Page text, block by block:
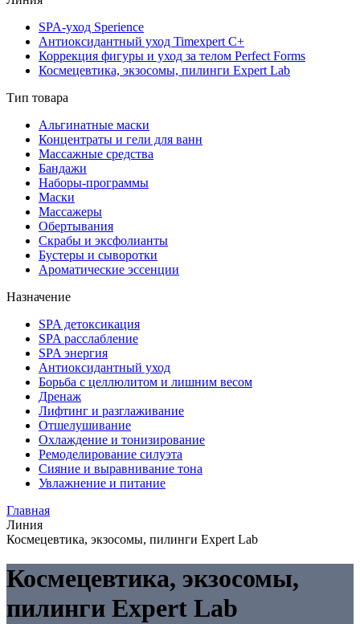
SPA-уход Sperience
Антиоксидантный уход Timexpert C+
Коррекция фигуры и уход за телом Perfect Forms
Космецевтика, экзосомы, пилинги Expert Lab
Тип товара
Альгинатные маски
Концентраты и гели для ванн
Массажные средства
Бандажи
Наборы-программы
Маски
Массажеры
Обертывания
Скрабы и эксфолианты
Бустеры и сыворотки
Ароматические эссенции
Назначение
SPA детоксикация
SPA расслабление
SPA энергия
Антиоксидантный уход
Борьба с целлюлитом и лишним весом
Дренаж
Лифтинг и разглаживание
Отшелушивание
Охлаждение и тонизирование
Ремоделирование силуэта
Сияние и выравнивание тона
Увлажнение и питание
Главная
Линия
Космецевтика, экзосомы, пилинги Expert Lab
Космецевтика, экзосомы,
пилинги Expert Lab